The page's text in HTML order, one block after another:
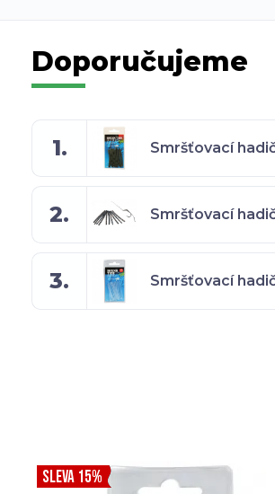
Doporučujeme
1. Smršťovací
2. Smršťovací
3. Smršťovací
SLEVA 15%